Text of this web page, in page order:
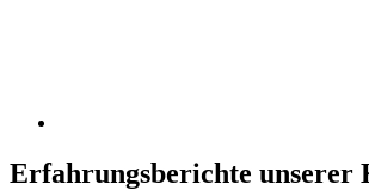
Erfahrungsberichte unserer